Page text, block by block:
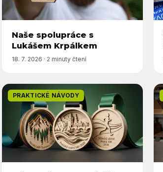
Naše spolupráce s
Lukášem Krpálkem
18. 7. 2026 · 2 minuty čtení
PRAKTICKÉ NÁVODY